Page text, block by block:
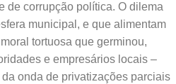
de corrupção política. O dilema
municipal, e que alimentam
tortuosa que germinou,
e empresários locais –
onda de privatizações parciais